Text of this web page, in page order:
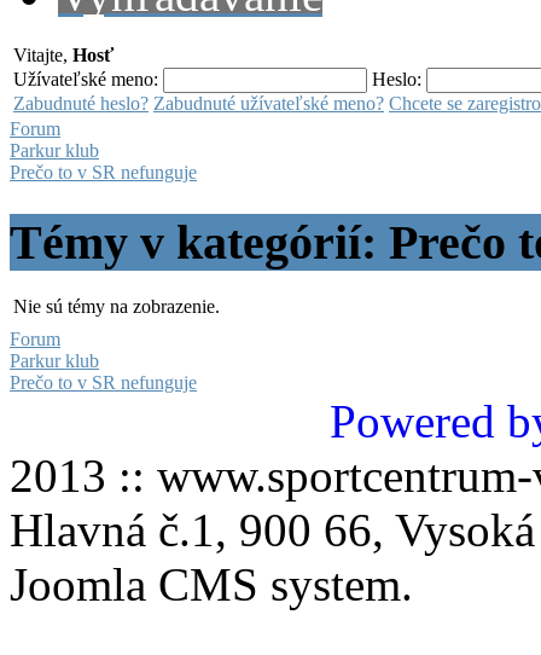
Vitajte, Hosť
Užívateľské meno:
Heslo:
Zabudnuté heslo? Zabudnuté užívateľské meno? Chcete se
Forum
Parkur klub
Prečo to v SR nefunguje
Témy v kategórií: Prečo
Nie sú témy na zobrazenie.
Forum
Parkur klub
Prečo to v SR nefunguje
Powered
2013 ::
Hlavná č.1, 900 66,
Joomla CMS system.